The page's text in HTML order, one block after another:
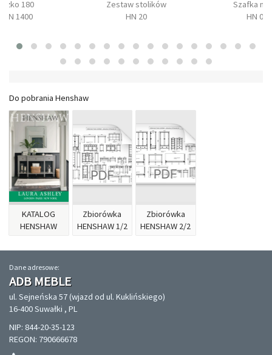
180
1400
Zestaw stolików
HN 20
Szafka
HN 04
Do pobrania Henshaw
KATALOG
HENSHAW
Zbiorówka
HENSHAW 1/2
Zbiorówka
HENSHAW 2/2
Dane adresowe:
ADB MEBLE
ul. Sejneńska 57 (wjazd od ul. Kuklińskiego)
16-400 Suwałki , PL
NIP: 844-20-35-123
REGON: 790666678